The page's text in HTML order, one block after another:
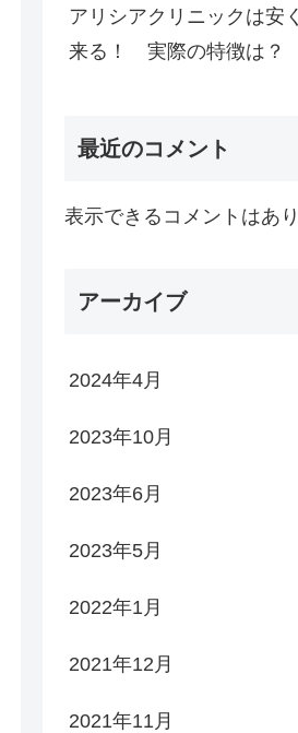
アリシアクリニックは安
来る！ 実際の特徴は？
最近のコメント
表示できるコメントはあり
アーカイブ
2024年4月
2023年10月
2023年6月
2023年5月
2022年1月
2021年12月
2021年11月